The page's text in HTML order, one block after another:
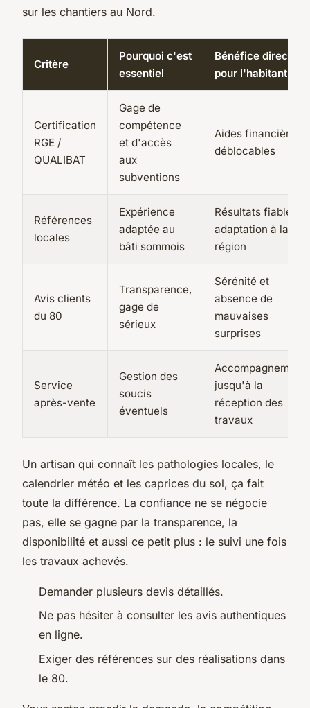
sur les chantiers au Nord.
Critère
Pourquoi c'est
essentiel
Bénéfice direct
pour l'habitant
Certification
RGE /
QUALIBAT
Gage de
compétence
et d'accès
aux
subventions
Aides financières
déblocables
Références
locales
Expérience
adaptée au
bâti sommois
Résultats fiables,
adaptation à la
région
Avis clients
du 80
Transparence,
gage de
sérieux
Sérénité et
absence de
mauvaises
surprises
Service
après-vente
Gestion des
soucis
éventuels
Accompagnement
jusqu'à la
réception des
travaux
Un artisan qui connaît les pathologies locales, le
calendrier météo et les caprices du sol, ça fait
toute la différence. La confiance ne se négocie
pas, elle se gagne par la transparence, la
disponibilité et aussi ce petit plus : le suivi une fois
les travaux achevés.
Demander plusieurs devis détaillés.
Ne pas hésiter à consulter les avis authentiques
en ligne.
Exiger des références sur des réalisations dans
le 80.